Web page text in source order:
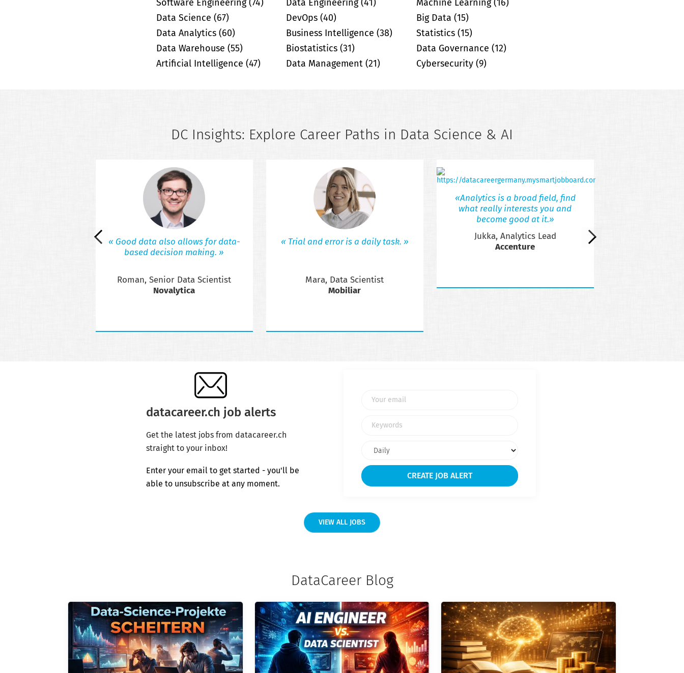
Software Engineering (74)
Data Science (67)
Data Analytics (60)
Data Warehouse (55)
Artificial Intelligence (47)
Data Engineering (41)
DevOps (40)
Business Intelligence (38)
Biostatistics (31)
Data Management (21)
Machine Learning (16)
Big Data (15)
Statistics (15)
Data Governance (12)
Cybersecurity (9)
DC Insights: Explore Career Paths in Data Science & AI
« Good data also allows for data-
based decision making. »
Roman, Senior Data Scientist
Novalytica
« Trial and error is a daily task. »
Mara, Data Scientist
Mobiliar
«Analytics is a broad field, find
what really interests you and
become good at it.»
Jukka, Analytics Lead
Accenture
datacareer.ch job alerts
Get the latest jobs from datacareer.ch
straight to your inbox!
Enter your email to get started - you'll be
able to unsubscribe at any moment.
VIEW ALL JOBS
DataCareer Blog